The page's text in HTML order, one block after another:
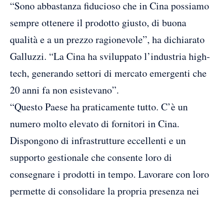
“Sono abbastanza fiducioso che in Cina possiamo
sempre ottenere il prodotto giusto, di buona
qualità e a un prezzo ragionevole”, ha dichiarato
Galluzzi. “La Cina ha sviluppato l’industria high-
tech, generando settori di mercato emergenti che
20 anni fa non esistevano”.
“Questo Paese ha praticamente tutto. C’è un
numero molto elevato di fornitori in Cina.
Dispongono di infrastrutture eccellenti e un
supporto gestionale che consente loro di
consegnare i prodotti in tempo. Lavorare con loro
permette di consolidare la propria presenza nei